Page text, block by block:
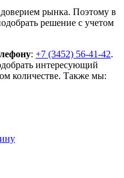
рынка. Поэтому в
решение с учетом
: +7 (3452) 56-41-42.
интересующий
количестве. Также мы: